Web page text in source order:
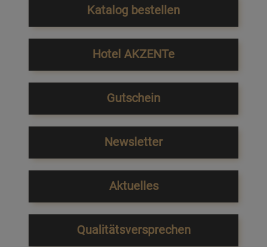
Katalog bestellen
Hotel AKZENTe
Gutschein
Newsletter
Aktuelles
Qualitätsversprechen